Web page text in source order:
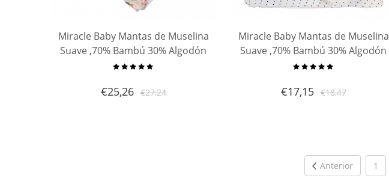
Miracle Baby Mantas de Muselina
Suave ,70% Bambú 30% Algodón
,Cobijas para Bebe Baño De
x 120 cm， 4 capas
€25,26 €27,24
Miracle Baby Mantas de Muselina
Suave ,70% Bambú 30% Algodón
,Cobijas para Bebe Baño De
x 120 cm， 2 capas
€17,15 €18,47
Anterior 1